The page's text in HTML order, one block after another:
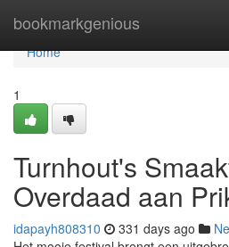
bookmarkgenious
Home
Home
1
Turnhout's
Overdaad aan
idapayh808310 331 days ago